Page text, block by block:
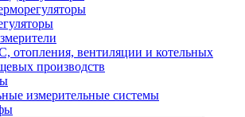
отопления, вентиляции и котельных
производств
измерительные системы